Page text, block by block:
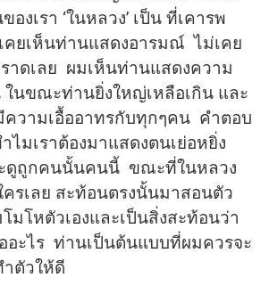
งเรา ‘ในหลวง’ เป็น ที่เคารพ
ยเห็นท่านแสดงอารมณ์ ไม่เคย
าดเลย ผมเห็นท่านแสดงความ
นขณะท่านยิ่งใหญ่เหลือเกิน และ
วามเอื้ออาทรกับทุกๆคน คำตอบ
ไมเราต้องมาแสดงตนเย่อหยิ่ง
ดูถูกคนนั้นคนนี้ ขณะที่ในหลวง
รเลย สะท้อนตรงนั้นมาสอนตัว
มโหตัวเองและเป็นสิ่งสะท้อนว่า
อะไร ท่านเป็นต้นแบบที่ผมควรจะ
ตัวให้ดี